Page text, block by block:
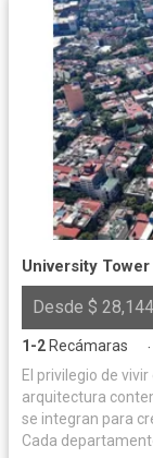
University Tower
Desde $
1-2 Recámaras ·
El privilegio de
arquitectura
se integran para
Cada